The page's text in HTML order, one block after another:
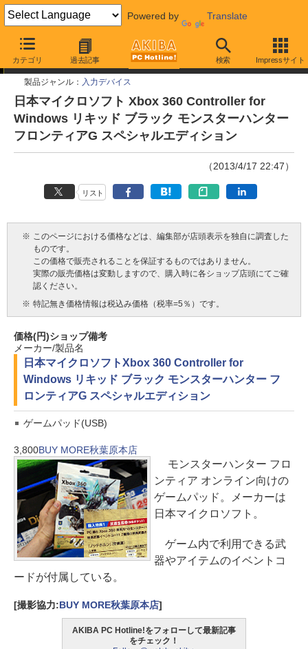
Powered by Translate
カテゴリ 過去記事 検索 Impressサイト
今週見つけた新製品
製品ジャンル： 入力デバイス
日本マイクロソフト Xbox 360 Controller for
Windows リキッド ブラック モンスターハンター
フロンティアG スペシャルエディション
（2013/4/17 22:47）
リスト
※ このページにおける価格などは、編集部が店頭表示を独自に調査した
ものです。
この価格で販売されることを保証するものではありません。
実際の販売価格は変動しますので、購入時に各ショップ店頭にてご確
認ください。
※ 特記無き価格情報は税込み価格（税率=5％）です。
価格(円)ショップ備考
メーカー/製品名
日本マイクロソフトXbox 360 Controller for
Windows リキッド ブラック モンスターハンター フ
ロンティアG スペシャルエディション
ゲームパッド(USB)
3,800BUY MORE秋葉原本店
モンスターハンター フロ
ンティア オンライン向けの
ゲームパッド。メーカーは
日本マイクロソフト。
ゲーム内で利用できる武
器やアイテムのイベントコ
ードが付属している。
[撮影協力:BUY MORE秋葉原本店]
AKIBA PC Hotline!をフォローして最新記事
をチェック！